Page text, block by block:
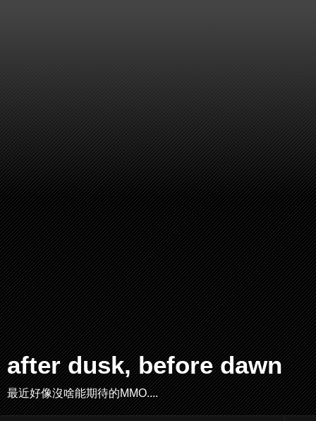
after dusk, before dawn
最近好像沒啥能期待的MMO....